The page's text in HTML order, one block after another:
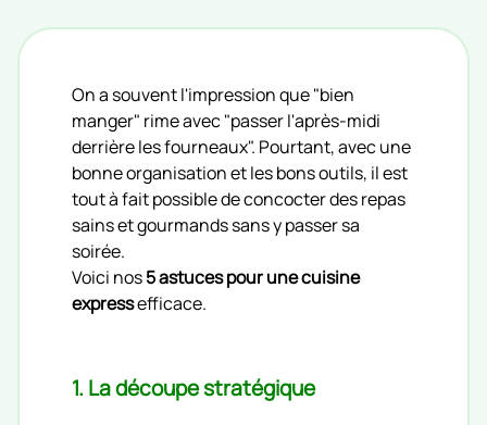
On a souvent l'impression que "bien
manger" rime avec "passer l'après-midi
derrière les fourneaux". Pourtant, avec une
bonne organisation et les bons outils, il est
tout à fait possible de concocter des repas
sains et gourmands sans y passer sa
soirée.
Voici nos5 astuces pour une cuisine
expressefficace.
1. La découpe stratégique